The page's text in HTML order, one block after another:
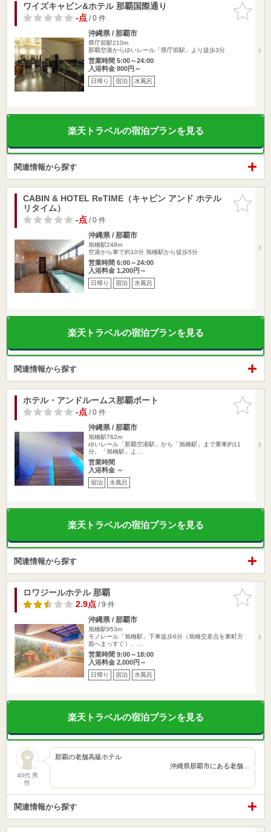
お気に入
りに追加
ワイズキャビン&ホテル 那覇国際通り
-点/ 0 件
沖縄県 / 那覇市
県庁前駅210m
那覇空港からゆいレール「県庁前駅」より徒歩3分
営業時間 5:00～24:00
入浴料金 800円～
日帰り 宿泊 水風呂
楽天トラベルの宿泊プランを見る
関連情報から探す
お気に入
りに追加
CABIN & HOTEL ReTIME（キャビン アンド ホテル
リタイム）
-点/ 0 件
沖縄県 / 那覇市
旭橋駅248m
空港から車で約10分 旭橋駅から徒歩5分
営業時間 6:00～24:00
入浴料金 1,200円～
日帰り 宿泊 水風呂
楽天トラベルの宿泊プランを見る
関連情報から探す
お気に入
りに追加
ホテル・アンドルームス那覇ポート
-点/ 0 件
沖縄県 / 那覇市
旭橋駅762m
ゆいレール「那覇空港駅」から「旭橋駅」まで乗車約11
分。「旭橋駅」よ…
営業時間
入浴料金 ～
宿泊 水風呂
楽天トラベルの宿泊プランを見る
関連情報から探す
お気に入
りに追加
ロワジールホテル 那覇
2.9点/ 9 件
沖縄県 / 那覇市
旭橋駅953m
モノレール「旭橋駅」下車徒歩6分（旭橋交差点を東町方
面へまっすぐ）、…
営業時間 9:00～18:00
入浴料金 2,000円～
日帰り 宿泊 水風呂
楽天トラベルの宿泊プランを見る
40代 男
性
那覇の老舗高級ホテル
沖縄県那覇市にある老舗…
関連情報から探す